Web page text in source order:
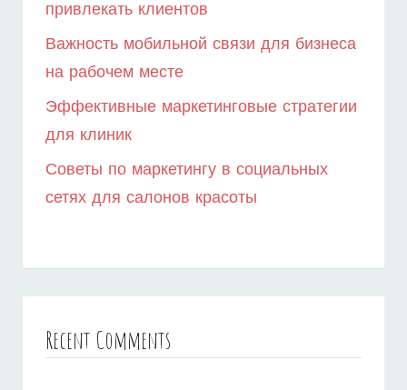
привлекать клиентов
Важность мобильной связи для бизнеса
на рабочем месте
Эффективные маркетинговые стратегии
для клиник
Советы по маркетингу в социальных
сетях для салонов красоты
Recent Comments